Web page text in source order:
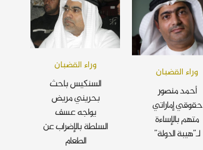
وراء القضبان
أحمد منصور
حقوقي إماراتي
متهم بالإساءة
لـ”هيبة الدولة”
وراء القضبان
السنكيس باحث
بحريني مريض
يواجه عسف
السلطة بالإضراب عن
الطعام